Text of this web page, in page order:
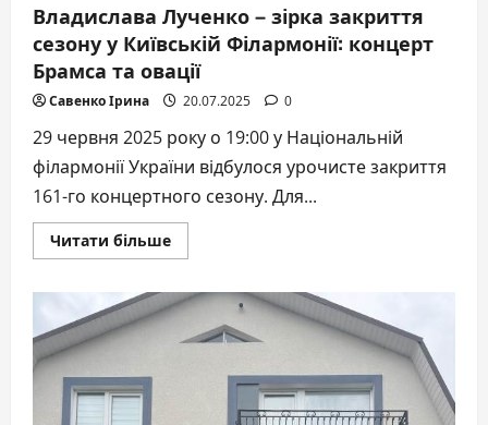
Владислава Лученко – зірка закриття
сезону у Київській Філармонії: концерт
Брамса та овації
Савенко Ірина 20.07.2025 0
29 червня 2025 року о 19:00 у Національній
філармонії України відбулося урочисте закриття
161-го концертного сезону. Для...
Читати більшеДокладніше
про
–
зірка
закриття
сезону
Київській
Філармонії: